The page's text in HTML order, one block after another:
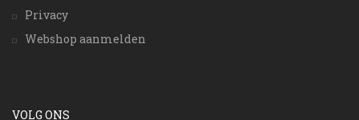
Privacy
Webshop aanmelden
VOLG ONS